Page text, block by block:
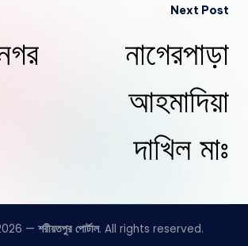
Next Post
নাগেরপাড়া
আহমাদিয়া
দাখিল মাঃ
— শরীয়তপুর পোর্টাল. All rights reserved.